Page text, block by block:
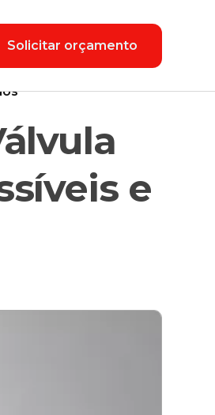
Solicitar orçamento
e